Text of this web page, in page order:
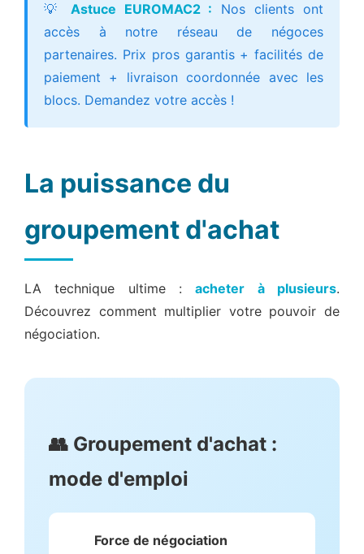
💡 Astuce EUROMAC2 : Nos clients ont
accès à notre réseau de négoces
partenaires. Prix pros garantis + facilités de
paiement + livraison coordonnée avec les
blocs. Demandez votre accès !
La puissance du
groupement d'achat
LA technique ultime :acheter à plusieurs.
Découvrez comment multiplier votre pouvoir de
négociation.
👥 Groupement d'achat :
mode d'emploi
Force de négociation